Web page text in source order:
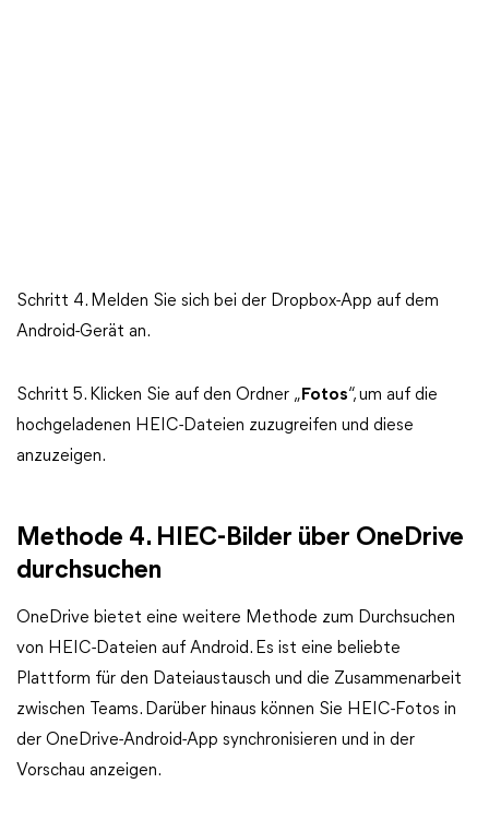
Schritt 4. Melden Sie sich bei der Dropbox-App auf dem
Android-Gerät an.
Schritt 5. Klicken Sie auf den Ordner „ Fotos“, um auf die
hochgeladenen HEIC-Dateien zuzugreifen und diese
anzuzeigen.
Methode 4. HIEC-Bilder über OneDrive
durchsuchen
OneDrive bietet eine weitere Methode zum Durchsuchen
von HEIC-Dateien auf Android. Es ist eine beliebte
Plattform für den Dateiaustausch und die Zusammenarbeit
zwischen Teams. Darüber hinaus können Sie HEIC-Fotos in
der OneDrive-Android-App synchronisieren und in der
Vorschau anzeigen.